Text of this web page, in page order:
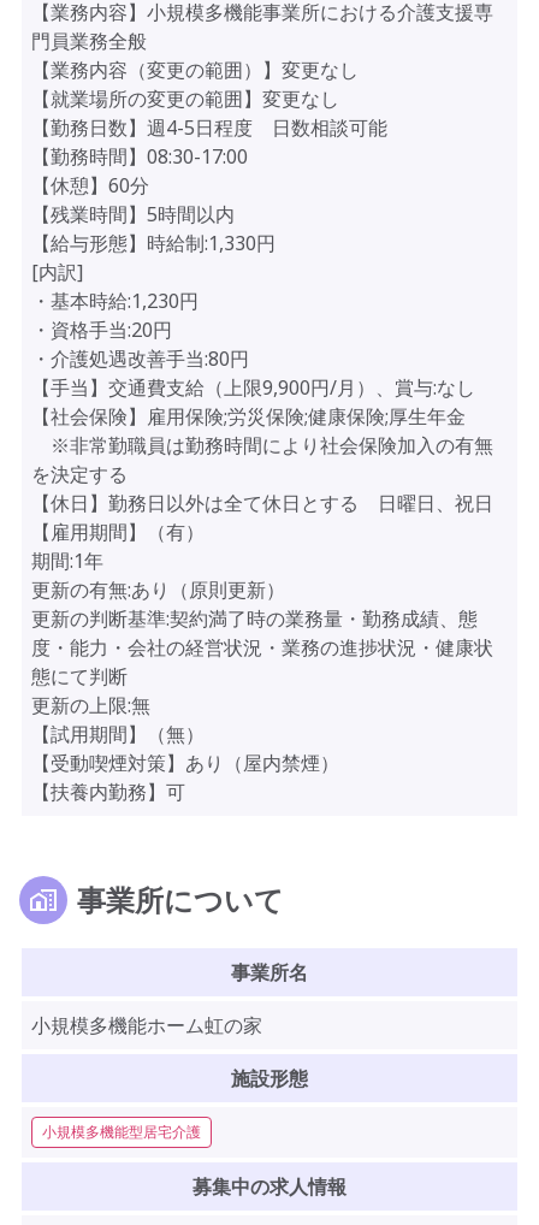
【業務内容】小規模多機能事業所における介護支援専
門員業務全般
【業務内容（変更の範囲）】変更なし
【就業場所の変更の範囲】変更なし
【勤務日数】週4-5日程度 日数相談可能
【勤務時間】08:30-17:00
【休憩】60分
【残業時間】5時間以内
【給与形態】時給制:1,330円
[内訳]
・基本時給:1,230円
・資格手当:20円
・介護処遇改善手当:80円
【手当】交通費支給（上限9,900円/月）、賞与:なし
【社会保険】雇用保険;労災保険;健康保険;厚生年金
※非常勤職員は勤務時間により社会保険加入の有無
を決定する
【休日】勤務日以外は全て休日とする 日曜日、祝日
【雇用期間】（有）
期間:1年
更新の有無:あり（原則更新）
更新の判断基準:契約満了時の業務量・勤務成績、態
度・能力・会社の経営状況・業務の進捗状況・健康状
態にて判断
更新の上限:無
【試用期間】（無）
【受動喫煙対策】あり（屋内禁煙）
【扶養内勤務】可
事業所について
事業所名
小規模多機能ホーム虹の家
施設形態
小規模多機能型居宅介護
募集中の求人情報